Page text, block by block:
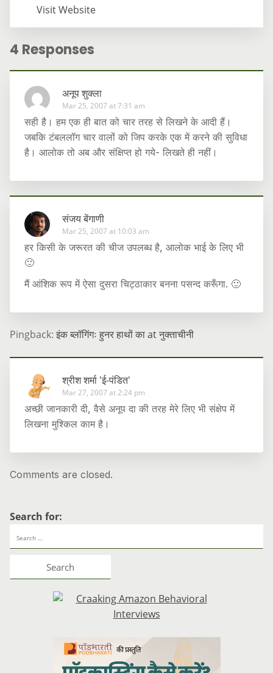
Visit Website
4 Responses
अनूप शुक्ला
Mar 25, 2007 at 7:31 am
सही है। हम एक ही बात को चार तरह से लिखने के आदी हैं।
जबकि टंबललॉग चार वालों को जिप करके एक में करने की सुविधा
है। आलोक तो अब और संक्षिप्त हो गये- लिखते ही नहीं।
संजय बेंगाणी
Mar 25, 2007 at 10:03 am
हर किसी के जरूरत की चीज उपलब्ध है, आलोक भाई के लिए भी
🙂
मैं आंशिक रूप में ऐसा दुसरा चिट्ठाकार बनना पसन्द करूँगा. 🙂
Pingback: इंक ब्लॉगिंगः हुनर हाथों का at नुक्ताचीनी
श्रीश शर्मा 'ई-पंडित'
Mar 27, 2007 at 2:24 pm
अच्छी जानकारी दी, वैसे अनूप दा की तरह मेरे लिए भी संक्षेप में
लिखना मुश्किल काम है।
Comments are closed.
Search for: